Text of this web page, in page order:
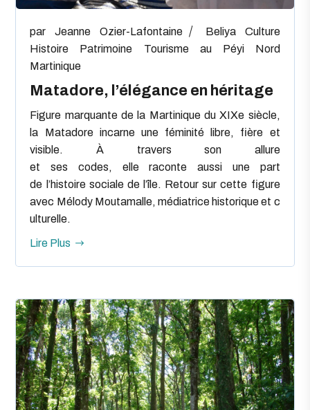
Matadore, l’élégance en héritage
parJeanne Ozier-Lafontaine Beliya
Culture
Histoire
Patrimoine
Tourisme au Péyi Nord
Martinique
Figure marquante de la Martinique du XIXe siècle,
la Matadore incarne une féminité libre, fière et
visible. À travers son allure
et ses codes, elle raconte aussi une part
de l’histoire sociale de l’île. Retour sur cette figure
avec Mélody Moutamalle, médiatrice historique et c
ulturelle.
Lire Plus